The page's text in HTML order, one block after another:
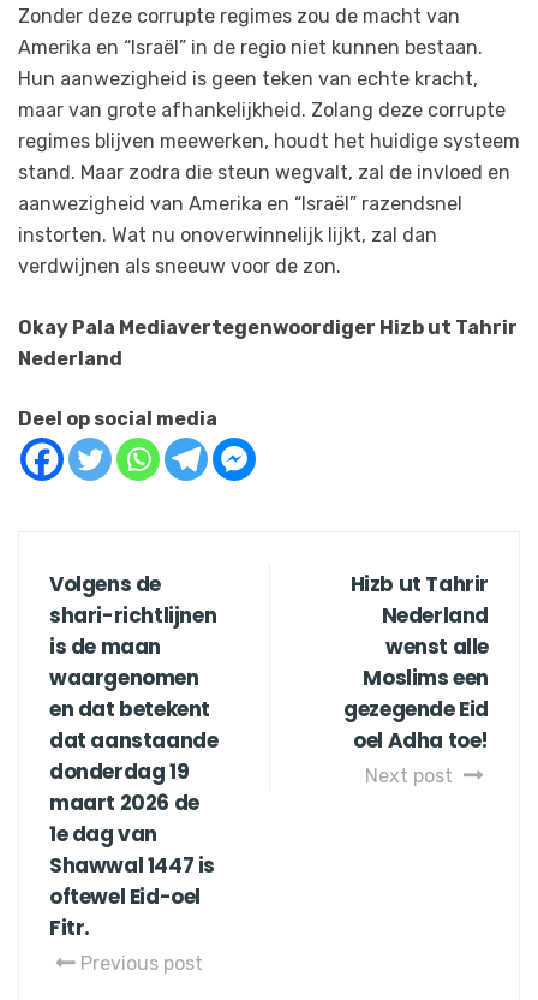
Zonder deze corrupte regimes zou de macht van
Amerika en “Israël” in de regio niet kunnen bestaan.
Hun aanwezigheid is geen teken van echte kracht,
maar van grote afhankelijkheid. Zolang deze corrupte
regimes blijven meewerken, houdt het huidige systeem
stand. Maar zodra die steun wegvalt, zal de invloed en
aanwezigheid van Amerika en “Israël” razendsnel
instorten. Wat nu onoverwinnelijk lijkt, zal dan
verdwijnen als sneeuw voor de zon.
Okay Pala Mediavertegenwoordiger Hizb ut Tahrir
Nederland
Deel op social media
Volgens de
shari-richtlijnen
is de maan
waargenomen
en dat betekent
dat aanstaande
donderdag 19
maart 2026 de
1e dag van
Shawwal 1447 is
oftewel Eid-oel
Fitr.
Previous post
Hizb ut Tahrir
Nederland
wenst alle
Moslims een
gezegende Eid
oel Adha toe!
Next post